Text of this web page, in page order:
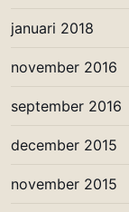
januari 2018
november 2016
september 2016
december 2015
november 2015